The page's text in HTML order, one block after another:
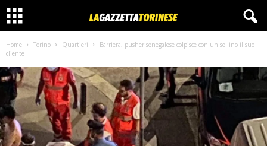
Home Torino Quartieri
Barriera, pusher senegalese colpisce con un sellino il suo
cliente